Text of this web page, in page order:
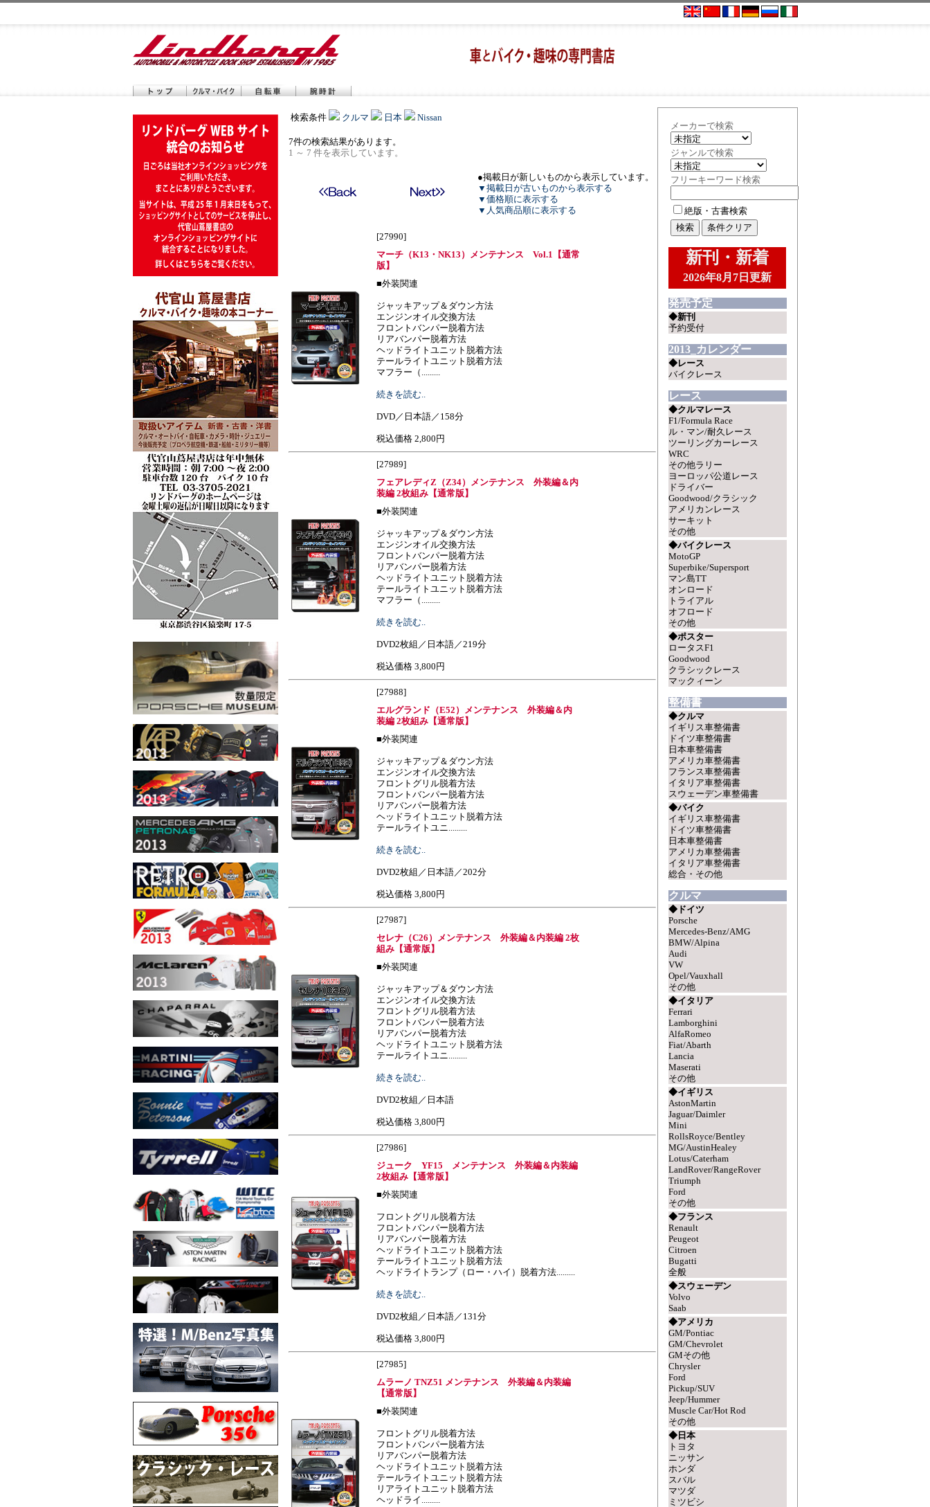
メーカーで検索
ジャンルで検索
フリーキーワード検索
絶版・古書検索
新刊・新着
2026年8月7日更新
発売予定
◆新刊
予約受付
2013_カレンダー
◆レース
バイクレース
レース
◆クルマレース
F1/Formula Race
ル・マン/耐久レース
ツーリングカーレース
WRC
その他ラリー
ヨーロッパ公道レース
ドライバー
Goodwood/クラシック
アメリカンレース
サーキット
その他
◆バイクレース
MotoGP
Superbike/Supersport
マン島TT
オンロード
トライアル
オフロード
その他
◆ポスター
ロータスF1
Goodwood
クラシックレース
マックィーン
整備書
◆クルマ
イギリス車整備書
ドイツ車整備書
日本車整備書
アメリカ車整備書
フランス車整備書
イタリア車整備書
スウェーデン車整備書
◆バイク
イギリス車整備書
ドイツ車整備書
日本車整備書
アメリカ車整備書
イタリア車整備書
総合・その他
クルマ
◆ドイツ
Porsche
Mercedes-Benz/AMG
BMW/Alpina
Audi
VW
Opel/Vauxhall
その他
◆イタリア
Ferrari
Lamborghini
AlfaRomeo
Fiat/Abarth
Lancia
Maserati
その他
◆イギリス
AstonMartin
Jaguar/Daimler
Mini
RollsRoyce/Bentley
MG/AustinHealey
Lotus/Caterham
LandRover/RangeRover
Triumph
Ford
その他
◆フランス
Renault
Peugeot
Citroen
Bugatti
全般
◆スウェーデン
Volvo
Saab
◆アメリカ
GM/Pontiac
GM/Chevrolet
GMその他
Chrysler
Ford
Pickup/SUV
Jeep/Hummer
Muscle Car/Hot Rod
その他
◆日本
トヨタ
ニッサン
ホンダ
スバル
マツダ
ミツビシ
検索条件 クルマ 日本 Nissan
7件の検索結果があります。
1 ～ 7 件を表示しています。
●掲載日が新しいものから表示しています。
▼掲載日が古いものから表示する
▼価格順に表示する
▼人気商品順に表示する
[27990]
マーチ（K13・NK13）メンテナンス Vol.1【通常
版】
■外装関連
ジャッキアップ＆ダウン方法
エンジンオイル交換方法
フロントバンパー脱着方法
リアバンパー脱着方法
ヘッドライトユニット脱着方法
テールライトユニット脱着方法
マフラー（.........
続きを読む..
DVD／日本語／158分
税込価格 2,800円
[27989]
フェアレディZ（Z34）メンテナンス 外装編＆内
装編 2枚組み【通常版】
■外装関連
ジャッキアップ＆ダウン方法
エンジンオイル交換方法
フロントバンパー脱着方法
リアバンパー脱着方法
ヘッドライトユニット脱着方法
テールライトユニット脱着方法
マフラー（.........
続きを読む..
DVD2枚組／日本語／219分
税込価格 3,800円
[27988]
エルグランド（E52）メンテナンス 外装編＆内
装編 2枚組み【通常版】
■外装関連
ジャッキアップ＆ダウン方法
エンジンオイル交換方法
フロントグリル脱着方法
フロントバンパー脱着方法
リアバンパー脱着方法
ヘッドライトユニット脱着方法
テールライトユニ.........
続きを読む..
DVD2枚組／日本語／202分
税込価格 3,800円
[27987]
セレナ（C26）メンテナンス 外装編＆内装編 2枚
組み【通常版】
■外装関連
ジャッキアップ＆ダウン方法
エンジンオイル交換方法
フロントグリル脱着方法
フロントバンパー脱着方法
リアバンパー脱着方法
ヘッドライトユニット脱着方法
テールライトユニ.........
続きを読む..
DVD2枚組／日本語
税込価格 3,800円
[27986]
ジューク YF15 メンテナンス 外装編＆内装編
2枚組み【通常版】
■外装関連
フロントグリル脱着方法
フロントバンパー脱着方法
リアバンパー脱着方法
ヘッドライトユニット脱着方法
テールライトユニット脱着方法
ヘッドライトランプ（ロー・ハイ）脱着方法.........
続きを読む..
DVD2枚組／日本語／131分
税込価格 3,800円
[27985]
ムラーノ TNZ51 メンテナンス 外装編＆内装編
【通常版】
■外装関連
フロントグリル脱着方法
フロントバンパー脱着方法
リアバンパー脱着方法
ヘッドライトユニット脱着方法
テールライトユニット脱着方法
リアライトユニット脱着方法
ヘッドライ.........